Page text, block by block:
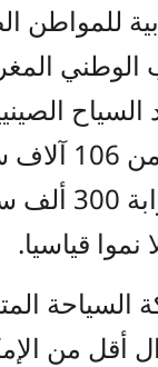
للمواطن
إلى
2024 إلى
أقل من